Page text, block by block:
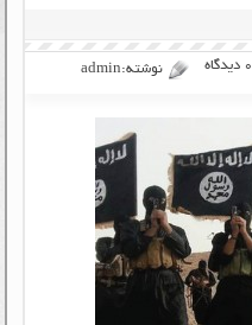
۰ دیدگاه نوشته:admin